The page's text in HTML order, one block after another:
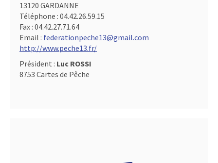
13120 GARDANNE
Téléphone : 04.42.26.59.15
Fax : 04.42.27.71.64
Email : federationpeche13@gmail.com
http://www.peche13.fr/
Président : Luc ROSSI
8753 Cartes de Pêche